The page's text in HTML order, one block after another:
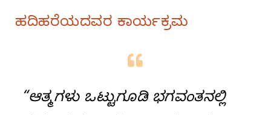
ಹದಿಹರೆಯದವರ ಕಾರ್ಯಕ್ರಮ
“ಆತ್ಮಗಳು ಒಟ್ಟುಗೂಡಿ ಭಗವಂತನಲ್ಲಿ